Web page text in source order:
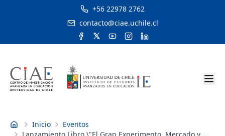
+56 22978 2762
contacto@ciae.uchile.cl
Inicio Inicio
Eventos